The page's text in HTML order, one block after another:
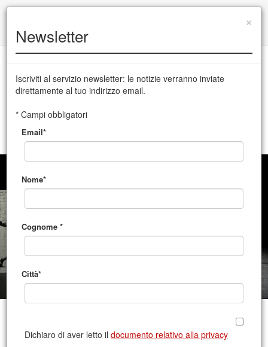
English version
CSS Teatro stabile di innovazione del Friuli Venezia Giulia
MENU
×
Newsletter
Iscriviti al servizio newsletter: le notizie verranno inviate
direttamente al tuo indirizzo email.
* Campi obbligatori
Email*
Nome*
Cognome *
Città*
Dichiaro di aver letto il documento relativo alla privacy